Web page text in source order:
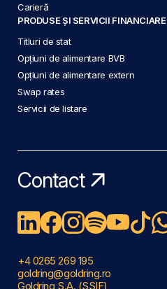
Carieră
PRODUSE ȘI SERVICII FINANCIARE
Titluri de stat
Opțiuni de alimentare BVB
Opțiuni de alimentare extern
Swap rates
Servicii de listare
Contact
+4 0265 269 195
goldring@goldring.ro
Goldring S.A. (SSIF)